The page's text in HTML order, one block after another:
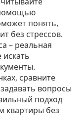
понять,
без стрессов.
– реальная
сравните
вопросы
подход
квартиры без